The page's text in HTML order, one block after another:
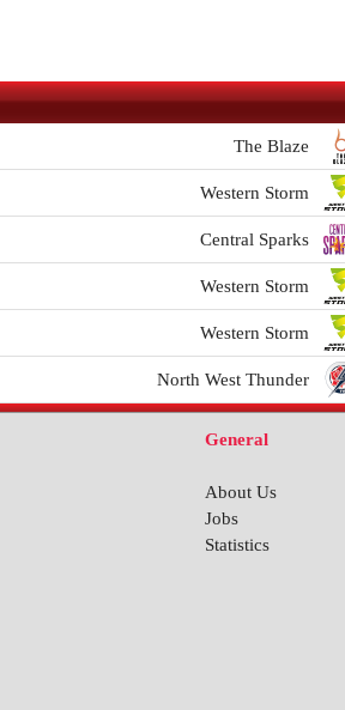
The Blaze
Western Storm
Central Sparks
Western Storm
Western Storm
North West Thunder
foundation as Western Storm
General
About Us
Jobs
Statistics